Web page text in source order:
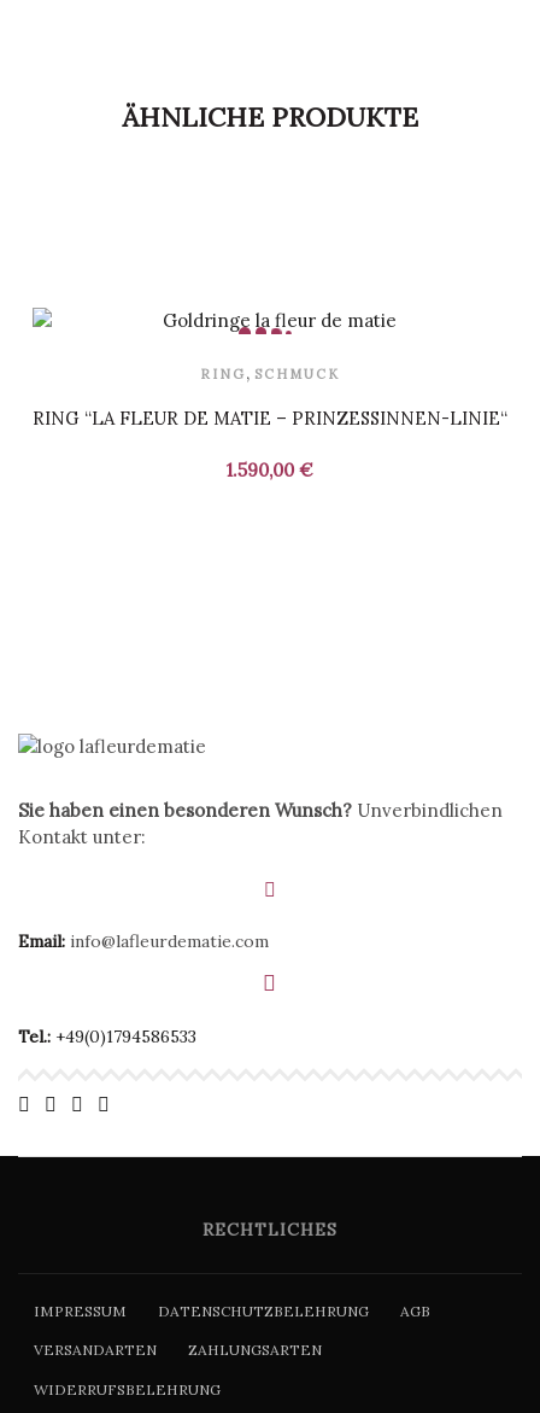
ÄHNLICHE PRODUKTE
RING , SCHMUCK
RING “LA FLEUR DE MATIE – PRINZESSINNEN-LINIE“
1.590,00 €
Sie haben einen besonderen Wunsch? Unverbindlichen
Kontakt unter:
Email: info@lafleurdematie.com
Tel.: +49(0)1794586533
RECHTLICHES
IMPRESSUM DATENSCHUTZBELEHRUNG AGB
VERSANDARTEN ZAHLUNGSARTEN
WIDERRUFSBELEHRUNG